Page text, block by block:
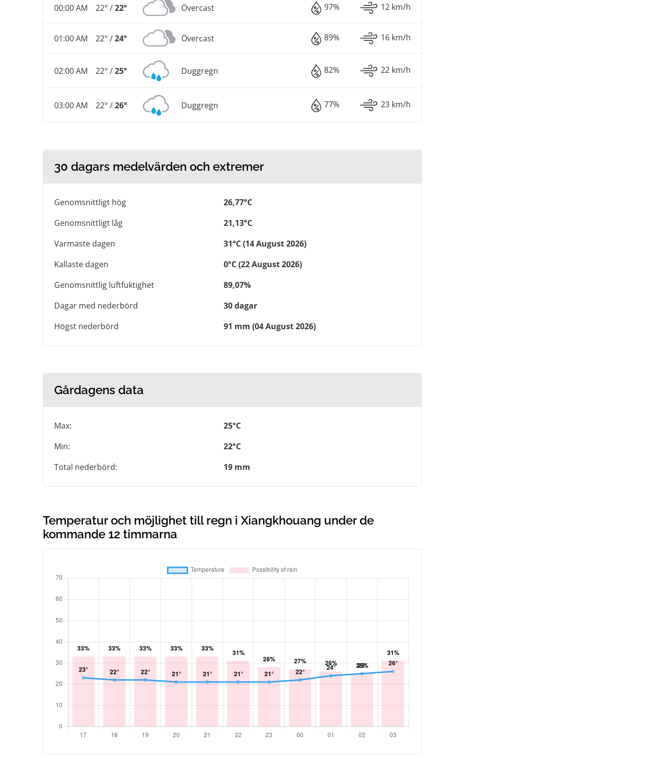
00:00 AM 22° /22° Övercast 97% 12 km/h
01:00 AM 22° /24° Övercast 89% 16 km/h
02:00 AM 22° /25° Duggregn 82% 22 km/h
03:00 AM 22° /26° Duggregn 77% 23 km/h
30 dagars medelvärden och extremer
Genomsnittligt hög
26,77°C
Genomsnittligt låg
21,13°C
Varmaste dagen
31°C (14 August 2026)
Kallaste dagen
0°C (22 August 2026)
Genomsnittlig luftfuktighet
89,07%
Dagar med nederbörd
30 dagar
Högst nederbörd
91 mm (04 August 2026)
Gårdagens data
Max:
25°C
Min:
22°C
Total nederbörd:
19 mm
Temperatur och möjlighet till regn i Xiangkhouang under de
kommande 12 timmarna